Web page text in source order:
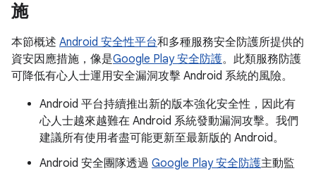
施
本節概述 Android 安全性平台和多種服務安全防護所提供的
資安因應措施，像是Google Play 安全防護。此類服務防護
可降低有心人士運用安全漏洞攻擊 Android 系統的風險。
Android 平台持續推出新的版本強化安全性，因此有
心人士越來越難在 Android 系統發動漏洞攻擊。我們
建議所有使用者盡可能更新至最新版的 Android。
Android 安全團隊透過 Google Play 安全防護主動監